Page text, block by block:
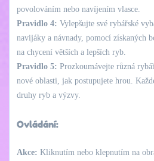
povolováním nebo navíjením vlasce.
Pravidlo 4: Vylepšujte své rybářské
navijáky a návnady, pomocí získaných
na chycení větších a lepších ryb.
Pravidlo 5: Prozkoumávejte různá
nové oblasti, jak postupujete hrou.
druhy ryb a výzvy.
Ovládání:
Akce: Kliknutím nebo klepnutím na